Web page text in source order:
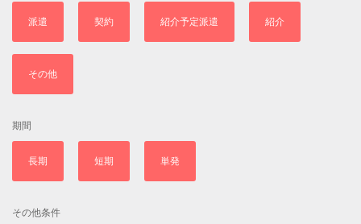
派遣 契約 紹介予定派遣 紹介
その他
期間
長期 短期 単発
その他条件